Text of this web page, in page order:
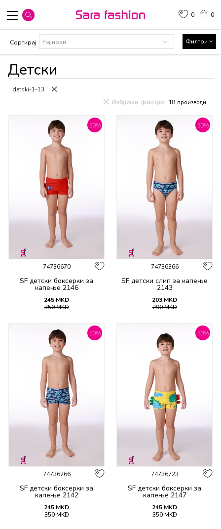
0
0
Детски
Сортирај Филтри
detski-1-13
18 производи
Избриши филтри
30%
74736670
SF детски боксерки за
капење 2146
245 MKD
350MKD
30%
74736366
SF детски слип за капење
2143
203 MKD
290MKD
30%
74736266
SF детски боксерки за
капење 2142
245 MKD
350MKD
30%
74736723
SF детски боксерки за
капење 2147
245 MKD
350MKD